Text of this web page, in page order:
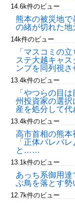
14.6k件のビュー
熊本の被災地で
の緒が切れた
14k件のビュー
「マスコミの
ステ大越キャ
ンプを同列視
13.4k件のビュー
「やつらの目
州投資家の選択
産を処分して
13.4k件のビュー
高市首相の熊本
「正体バレバ
と……
13.1k件のビュー
あっち系御用
ぶ鳥を落とす
12.7k件のビュー